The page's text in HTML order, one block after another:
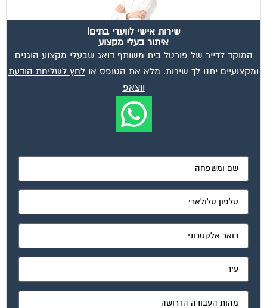
שירות אישי לוועדי בתים!
איתור בעלי מקצוע
המוקד לדייר של פורטל בית משותף דואג שבעלי מקצוע הוגנים
ומקצועיים יתנו לך שירות. מלא את הטופס או לחץ לשליחת הודעת
ווצאפ